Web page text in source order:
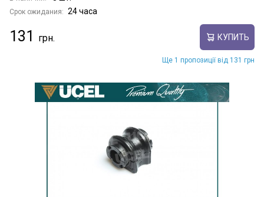
Срок ожидания: 24 часа
131 КУПИТЬ
Ще 1 пропозиції від 131 грн